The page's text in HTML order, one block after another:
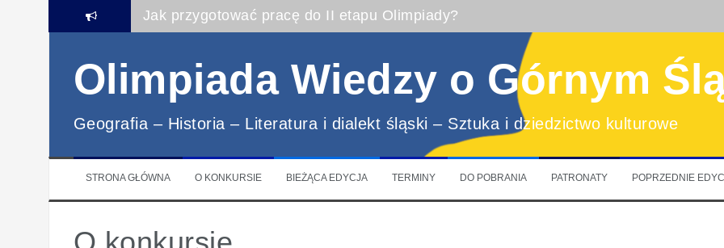
Jak przygotować pracę do II etapu Olimpiady?
Olimpiada Wiedzy o Górnym
Geografia – Historia – Literatura i dialekt śląski – Sztuka i dziedzictwo kulturowe
STRONA GŁÓWNA O KONKURSIE BIEŻĄCA EDYCJA TERMINY DO POBRANIA PATRONATY POPRZEDNIE